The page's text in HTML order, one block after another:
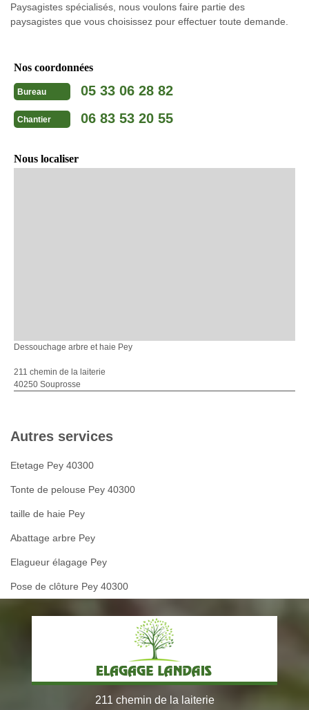
Paysagistes spécialisés, nous voulons faire partie des
paysagistes que vous choisissez pour effectuer toute demande.
Nos coordonnées
Bureau 05 33 06 28 82
Chantier 06 83 53 20 55
Nous localiser
Dessouchage arbre et haie Pey
211 chemin de la laiterie
40250 Souprosse
Autres services
Etetage Pey 40300
Tonte de pelouse Pey 40300
taille de haie Pey
Abattage arbre Pey
Elagueur élagage Pey
Pose de clôture Pey 40300
211 chemin de la laiterie